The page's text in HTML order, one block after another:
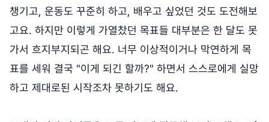
챙기고, 운동도 꾸준히 하고, 배우고 싶었던 것도 도전해보
고요. 하지만 이렇게 가열찼던 목표들 대부분은 한 달도 못
가서 흐지부지되곤 해요. 너무 이상적이거나 막연하게 목
표를 세워 결국 "이게 되긴 할까?" 하면서 스스로에게 실망
하고 제대로된 시작조차 못하기도 해요.